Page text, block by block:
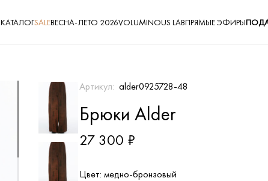
КАТАЛОГSALEВЕСНА-ЛЕТО 2026VOLUMINOUS LABПРЯМЫЕ ЭФИРЫ
Артикул: alder0925728-48
Брюки Alder
27 300 ₽
Цвет: медно-бронзовый